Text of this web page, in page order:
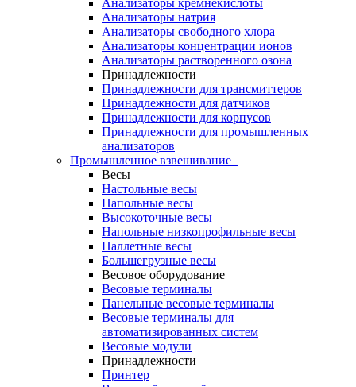
Анализаторы кремнекислоты
Анализаторы натрия
Анализаторы свободного хлора
Анализаторы концентрации ионов
Анализаторы растворенного озона
Принадлежности
Принадлежности для трансмиттеров
Принадлежности для датчиков
Принадлежности для корпусов
Принадлежности для промышленных
анализаторов
Промышленное взвешивание
Весы
Настольные весы
Напольные весы
Высокоточные весы
Напольные низкопрофильные весы
Паллетные весы
Большегрузные весы
Весовое оборудование
Весовые терминалы
Панельные весовые терминалы
Весовые терминалы для
автоматизированных систем
Весовые модули
Принадлежности
Принтер